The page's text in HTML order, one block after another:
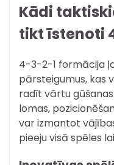
Kādi
tikt īstenoti
4-3-2-1 formācija
pārsteigumus, kas
radīt vārtu
lomas,
var izmantot
pieeju visā spēles